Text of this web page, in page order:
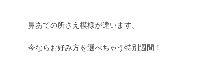
鼻あての所さえ模様が違います。
今ならお好み方を選べちゃう特別週間！